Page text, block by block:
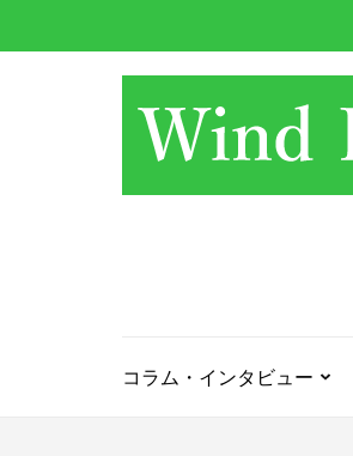
コラム・インタビュー